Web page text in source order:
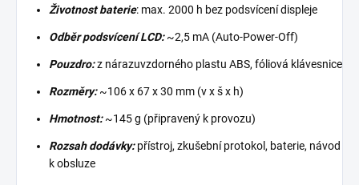
Životnost baterie: max. 2000 h bez podsvícení displeje
Odběr podsvícení LCD:~2,5 mA (Auto-Power-Off)
Pouzdro:z nárazuvzdorného plastu ABS, fóliová klávesnice
Rozměry:~106 x 67 x 30 mm (v x š x h)
Hmotnost:~145 g (připravený k provozu)
Rozsah dodávky:přístroj, zkušební protokol, baterie, návod
k obsluze